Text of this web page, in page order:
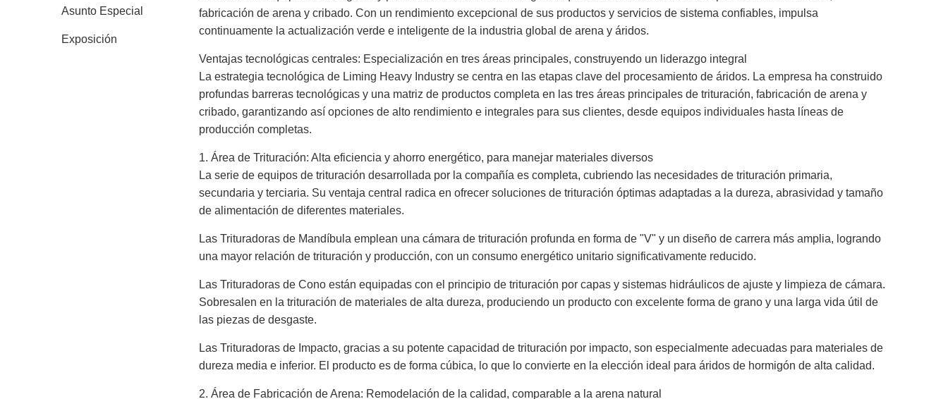
Asunto Especial
Exposición
fabricación de arena y cribado. Con un rendimiento excepcional de sus productos y servicios de sistema confiables, impulsa
continuamente la actualización verde e inteligente de la industria global de arena y áridos.
Ventajas tecnológicas centrales: Especialización en tres áreas principales, construyendo un liderazgo integral
La estrategia tecnológica de Liming Heavy Industry se centra en las etapas clave del procesamiento de áridos. La empresa ha construido
profundas barreras tecnológicas y una matriz de productos completa en las tres áreas principales de trituración, fabricación de arena y
cribado, garantizando así opciones de alto rendimiento e integrales para sus clientes, desde equipos individuales hasta líneas de
producción completas.
1. Área de Trituración: Alta eficiencia y ahorro energético, para manejar materiales diversos
La serie de equipos de trituración desarrollada por la compañía es completa, cubriendo las necesidades de trituración primaria,
secundaria y terciaria. Su ventaja central radica en ofrecer soluciones de trituración óptimas adaptadas a la dureza, abrasividad y tamaño
de alimentación de diferentes materiales.
Las Trituradoras de Mandíbula emplean una cámara de trituración profunda en forma de "V" y un diseño de carrera más amplia, logrando
una mayor relación de trituración y producción, con un consumo energético unitario significativamente reducido.
Las Trituradoras de Cono están equipadas con el principio de trituración por capas y sistemas hidráulicos de ajuste y limpieza de cámara.
Sobresalen en la trituración de materiales de alta dureza, produciendo un producto con excelente forma de grano y una larga vida útil de
las piezas de desgaste.
Las Trituradoras de Impacto, gracias a su potente capacidad de trituración por impacto, son especialmente adecuadas para materiales de
dureza media e inferior. El producto es de forma cúbica, lo que lo convierte en la elección ideal para áridos de hormigón de alta calidad.
2. Área de Fabricación de Arena: Remodelación de la calidad, comparable a la arena natural